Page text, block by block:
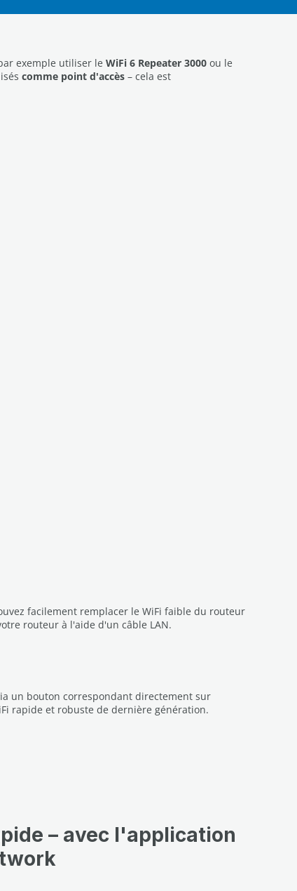
exemple utiliser le WiFi 6 Repeater 3000 ou le
comme point d'accès – cela est
facilement remplacer le WiFi faible du routeur
routeur à l'aide d'un câble LAN.
un bouton correspondant directement sur
rapide et robuste de dernière génération.
– avec l'application